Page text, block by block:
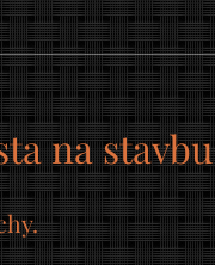
na stavbu